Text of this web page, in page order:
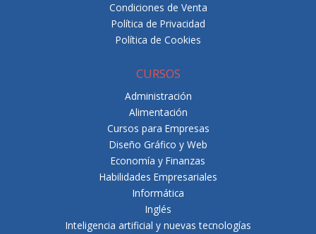
Condiciones de Venta
Política de Privacidad
Política de Cookies
CURSOS
Administración
Alimentación
Cursos para Empresas
Diseño Gráfico y Web
Economía y Finanzas
Habilidades Empresariales
Informática
Inglés
Inteligencia artificial y nuevas tecnologías